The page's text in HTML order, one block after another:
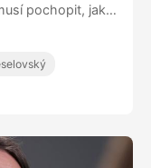
pochopit, jaké
a mají
trenérů na
čekat, co jim
vás hlava
Musíte mít